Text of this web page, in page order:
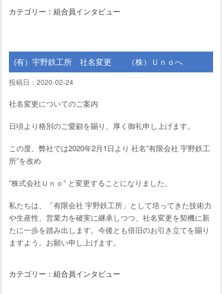
カテゴリー：組合員インタビュー
(有）宇野鉄工所 社名変更 （株）Ｕｎｏへ
投稿日：2020-02-24
社名変更についてのご案内
日頃より格別のご愛顧を賜り、厚く御礼申し上げます。
この度、弊社では2020年2月1日より 社名”有限会社 宇野鉄工
所”を改め
”株式会社Ｕｎｏ” と変更することになりました。
私たちは、「有限会社 宇野鉄工所」として培ってきた技術力
や生産性、営業力を確実に継承しつつ、社名変更を契機に新
たに一歩を踏み出します。今後とも倍旧のお引き立てを賜り
ますよう。お願い申し上げます。
カテゴリー：組合員インタビュー